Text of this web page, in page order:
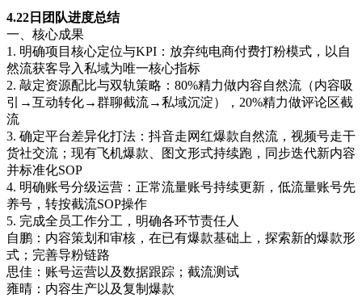
4.22日团队进度总结
一、核心成果
1. 明确项目核心定位与KPI：放弃纯电商付费打粉模式，以自
然流获客导入私域为唯一核心指标
2. 敲定资源配比与双轨策略：80%精力做内容自然流（内容吸
引→互动转化→群聊截流→私域沉淀），20%精力做评论区截
流
3. 确定平台差异化打法：抖音走网红爆款自然流，视频号走干
货社交流；现有飞机爆款、图文形式持续跑，同步迭代新内容
并标准化SOP
4. 明确账号分级运营：正常流量账号持续更新，低流量账号先
养号，转按截流SOP操作
5. 完成全员工作分工，明确各环节责任人
自鹏：内容策划和审核，在已有爆款基础上，探索新的爆款形
式；完善导粉链路
思佳：账号运营以及数据跟踪；截流测试
雍晴：内容生产以及复制爆款